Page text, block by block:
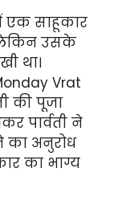
एक साहूकार
लेकिन उसके
था।
Vrat
की पूजा
पार्वती ने
का अनुरोध
का भाग्य